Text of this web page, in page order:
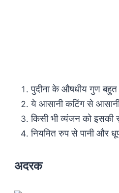
पुदीना के औषधीय गुण बहुत
ये आसानी कटिंग से आसानी
किसी भी व्यंजन को इसकी
नियमित रुप से पानी और
अदरक